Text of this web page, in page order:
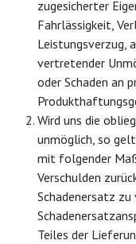
zugesicherter
Fahrlässigkeit,
Leistungsverzug,
vertretender
oder Schaden an
Wird uns die
unmöglich, so
mit folgender
Verschulden
Schadenersatz zu
Teiles der